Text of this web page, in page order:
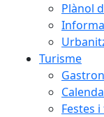
Plànol
Turisme
Festes